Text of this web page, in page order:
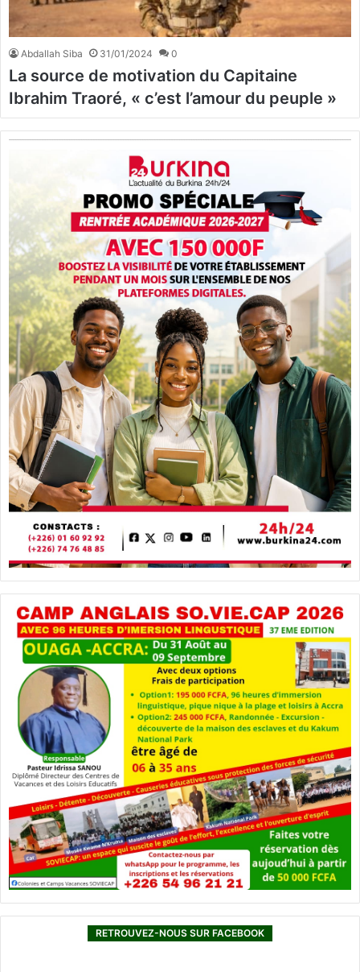
Abdallah Siba 31/01/2024 0
La source de motivation du Capitaine
Ibrahim Traoré, « c’est l’amour du peuple »
RETROUVEZ-NOUS SUR FACEBOOK